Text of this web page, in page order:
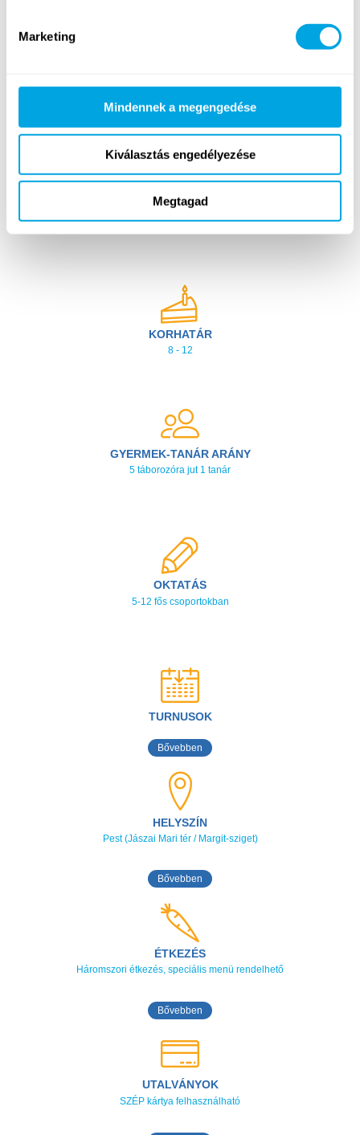
Marketing
Mindennek a megengedése
Kiválasztás engedélyezése
Megtagad
További információk
FOGLALKOZÁS NYELVE
Magyar, Angol
KORHATÁR
8 - 12
GYERMEK-TANÁR ARÁNY
5 táborozóra jut 1 tanár
OKTATÁS
5-12 fős csoportokban
TURNUSOK
Bővebben
HELYSZÍN
Pest (Jászai Mari tér / Margit-sziget)
Bővebben
ÉTKEZÉS
Háromszori étkezés, speciális menü rendelhető
Bővebben
UTALVÁNYOK
SZÉP kártya felhasználható